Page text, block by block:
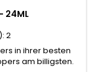
24ML
2
in ihrer besten
am billigsten.